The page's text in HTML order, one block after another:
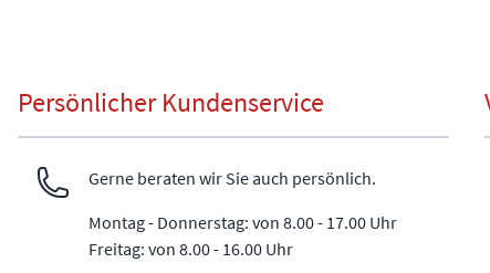
Persönlicher Kundenservice
Gerne beraten wir Sie auch persönlich.
Montag - Donnerstag: von 8.00 - 17.00 Uhr
Freitag: von 8.00 - 16.00 Uhr